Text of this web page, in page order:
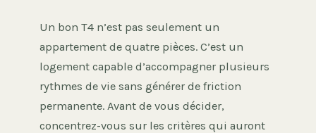
Un bon T4 n’est pas seulement un
appartement de quatre pièces. C’est un
logement capable d’accompagner plusieurs
rythmes de vie sans générer de friction
permanente. Avant de vous décider,
concentrez-vous sur les critères qui auront